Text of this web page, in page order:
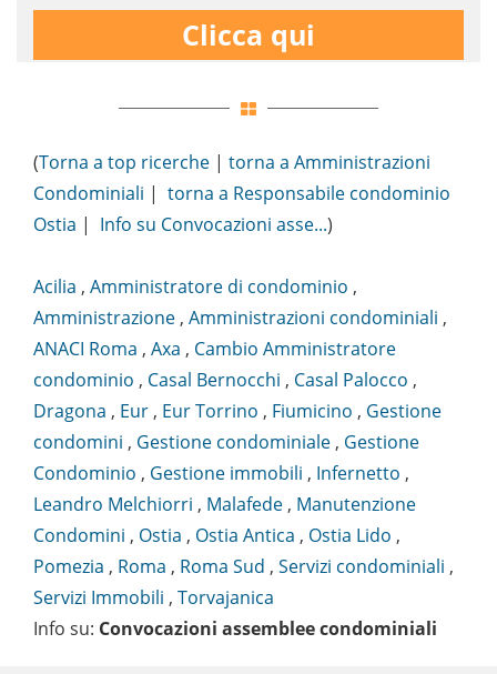
Clicca qui
(Torna a top ricerche | torna a Amministrazioni
Condominiali | torna a Responsabile condominio
Ostia | Info su Convocazioni asse...)
Acilia , Amministratore di condominio ,
Amministrazione , Amministrazioni condominiali ,
ANACI Roma , Axa , Cambio Amministratore
condominio , Casal Bernocchi , Casal Palocco ,
Dragona , Eur , Eur Torrino , Fiumicino , Gestione
condomini , Gestione condominiale , Gestione
Condominio , Gestione immobili , Infernetto ,
Leandro Melchiorri , Malafede , Manutenzione
Condomini , Ostia , Ostia Antica , Ostia Lido ,
Pomezia , Roma , Roma Sud , Servizi condominiali ,
Servizi Immobili , Torvajanica
Info su: Convocazioni assemblee condominiali